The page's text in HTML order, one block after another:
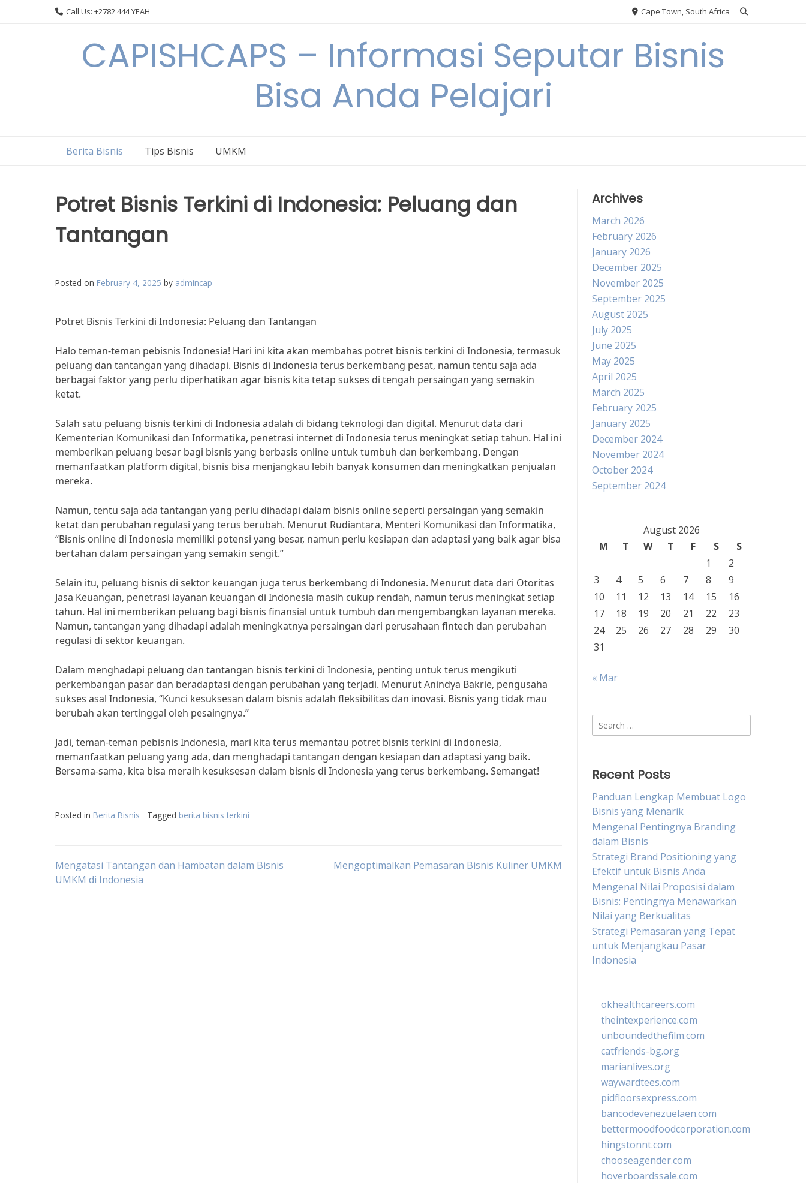
Call Us: +2782 444 YEAH Cape Town, South Africa
CAPISHCAPS – Informasi Seputar Bisnis
Bisa Anda Pelajari
Berita Bisnis Tips Bisnis UMKM
Potret Bisnis Terkini di Indonesia: Peluang dan
Tantangan
Posted on February 4, 2025 by admincap
Potret Bisnis Terkini di Indonesia: Peluang dan Tantangan
Halo teman-teman pebisnis Indonesia! Hari ini kita akan membahas potret bisnis terkini di Indonesia, termasuk
peluang dan tantangan yang dihadapi. Bisnis di Indonesia terus berkembang pesat, namun tentu saja ada
berbagai faktor yang perlu diperhatikan agar bisnis kita tetap sukses di tengah persaingan yang semakin
ketat.
Salah satu peluang bisnis terkini di Indonesia adalah di bidang teknologi dan digital. Menurut data dari
Kementerian Komunikasi dan Informatika, penetrasi internet di Indonesia terus meningkat setiap tahun. Hal ini
memberikan peluang besar bagi bisnis yang berbasis online untuk tumbuh dan berkembang. Dengan
memanfaatkan platform digital, bisnis bisa menjangkau lebih banyak konsumen dan meningkatkan penjualan
mereka.
Namun, tentu saja ada tantangan yang perlu dihadapi dalam bisnis online seperti persaingan yang semakin
ketat dan perubahan regulasi yang terus berubah. Menurut Rudiantara, Menteri Komunikasi dan Informatika,
“Bisnis online di Indonesia memiliki potensi yang besar, namun perlu kesiapan dan adaptasi yang baik agar bisa
bertahan dalam persaingan yang semakin sengit.”
Selain itu, peluang bisnis di sektor keuangan juga terus berkembang di Indonesia. Menurut data dari Otoritas
Jasa Keuangan, penetrasi layanan keuangan di Indonesia masih cukup rendah, namun terus meningkat setiap
tahun. Hal ini memberikan peluang bagi bisnis finansial untuk tumbuh dan mengembangkan layanan mereka.
Namun, tantangan yang dihadapi adalah meningkatnya persaingan dari perusahaan fintech dan perubahan
regulasi di sektor keuangan.
Dalam menghadapi peluang dan tantangan bisnis terkini di Indonesia, penting untuk terus mengikuti
perkembangan pasar dan beradaptasi dengan perubahan yang terjadi. Menurut Anindya Bakrie, pengusaha
sukses asal Indonesia, “Kunci kesuksesan dalam bisnis adalah fleksibilitas dan inovasi. Bisnis yang tidak mau
berubah akan tertinggal oleh pesaingnya.”
Jadi, teman-teman pebisnis Indonesia, mari kita terus memantau potret bisnis terkini di Indonesia,
memanfaatkan peluang yang ada, dan menghadapi tantangan dengan kesiapan dan adaptasi yang baik.
Bersama-sama, kita bisa meraih kesuksesan dalam bisnis di Indonesia yang terus berkembang. Semangat!
Posted in Berita Bisnis Tagged berita bisnis terkini
Post
Mengatasi Tantangan dan Hambatan dalam Bisnis
UMKM di Indonesia
Mengoptimalkan Pemasaran Bisnis Kuliner UMKM
Archives
March 2026
February 2026
January 2026
December 2025
November 2025
September 2025
August 2025
July 2025
June 2025
May 2025
April 2025
March 2025
February 2025
January 2025
December 2024
November 2024
October 2024
September 2024
August 2026
M
T W T F S
S
1
2
3
4 5 6 7 8
9
10
11 12 13 14 15
16
17
18 19 20 21 22
23
24
25 26 27 28 29
30
31
« Mar
Search
for:
Recent Posts
Panduan Lengkap Membuat Logo
Bisnis yang Menarik
Mengenal Pentingnya Branding
dalam Bisnis
Strategi Brand Positioning yang
Efektif untuk Bisnis Anda
Mengenal Nilai Proposisi dalam
Bisnis: Pentingnya Menawarkan
Nilai yang Berkualitas
Strategi Pemasaran yang Tepat
untuk Menjangkau Pasar
Indonesia
okhealthcareers.com
theintexperience.com
unboundedthefilm.com
catfriends-bg.org
marianlives.org
waywardtees.com
pidfloorsexpress.com
bancodevenezuelaen.com
bettermoodfoodcorporation.com
hingstonnt.com
chooseagender.com
hoverboardssale.com